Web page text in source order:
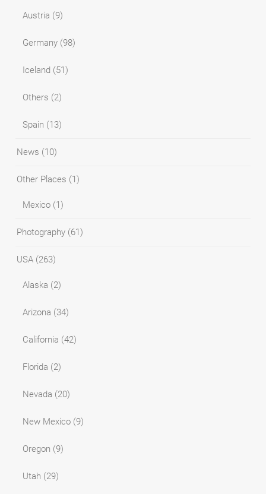
Austria (9)
Germany (98)
Iceland (51)
Others (2)
Spain (13)
News (10)
Other Places (1)
Mexico (1)
Photography (61)
USA (263)
Alaska (2)
Arizona (34)
California (42)
Florida (2)
Nevada (20)
New Mexico (9)
Oregon (9)
Utah (29)